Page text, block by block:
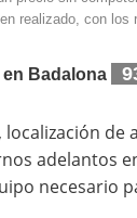
realizado, con
Badalona
localización de
adelantos
necesario